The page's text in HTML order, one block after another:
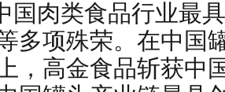
国肉类食品行业最
多项殊荣。在中国
，高金食品斩获中